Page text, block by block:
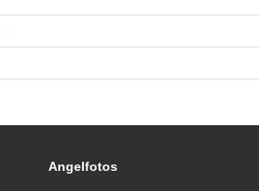
Angelfotos